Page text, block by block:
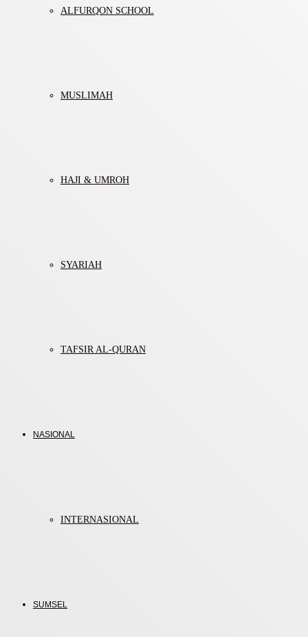
ALFURQON SCHOOL
MUSLIMAH
HAJI & UMROH
SYARIAH
TAFSIR AL-QURAN
NASIONAL
INTERNASIONAL
SUMSEL